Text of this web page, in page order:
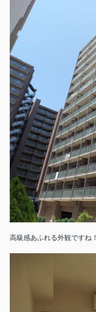
高級感あふれる外観ですね！